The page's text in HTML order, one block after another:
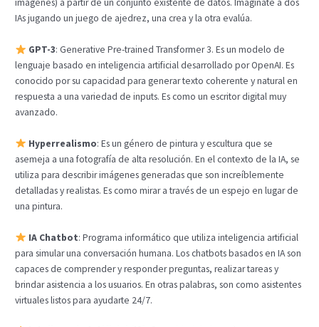
imágenes) a partir de un conjunto existente de datos. Imagínate a dos
IAs jugando un juego de ajedrez, una crea y la otra evalúa.
GPT-3: Generative Pre-trained Transformer 3. Es un modelo de
lenguaje basado en inteligencia artificial desarrollado por OpenAI. Es
conocido por su capacidad para generar texto coherente y natural en
respuesta a una variedad de inputs. Es como un escritor digital muy
avanzado.
Hyperrealismo: Es un género de pintura y escultura que se
asemeja a una fotografía de alta resolución. En el contexto de la IA, se
utiliza para describir imágenes generadas que son increíblemente
detalladas y realistas. Es como mirar a través de un espejo en lugar de
una pintura.
IA Chatbot: Programa informático que utiliza inteligencia artificial
para simular una conversación humana. Los chatbots basados en IA son
capaces de comprender y responder preguntas, realizar tareas y
brindar asistencia a los usuarios. En otras palabras, son como asistentes
virtuales listos para ayudarte 24/7.